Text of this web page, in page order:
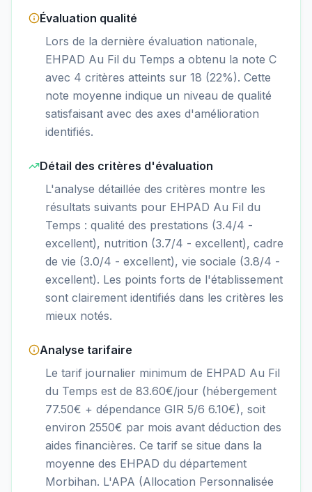
Évaluation qualité
Lors de la dernière évaluation nationale,
EHPAD Au Fil du Temps a obtenu la note C
avec 4 critères atteints sur 18 (22%). Cette
note moyenne indique un niveau de qualité
satisfaisant avec des axes d'amélioration
identifiés.
Détail des critères d'évaluation
L'analyse détaillée des critères montre les
résultats suivants pour EHPAD Au Fil du
Temps : qualité des prestations (3.4/4 -
excellent), nutrition (3.7/4 - excellent), cadre
de vie (3.0/4 - excellent), vie sociale (3.8/4 -
excellent). Les points forts de l'établissement
sont clairement identifiés dans les critères les
mieux notés.
Analyse tarifaire
Le tarif journalier minimum de EHPAD Au Fil
du Temps est de 83.60€/jour (hébergement
77.50€ + dépendance GIR 5/6 6.10€), soit
environ 2550€ par mois avant déduction des
aides financières. Ce tarif se situe dans la
moyenne des EHPAD du département
Morbihan. L'APA (Allocation Personnalisée